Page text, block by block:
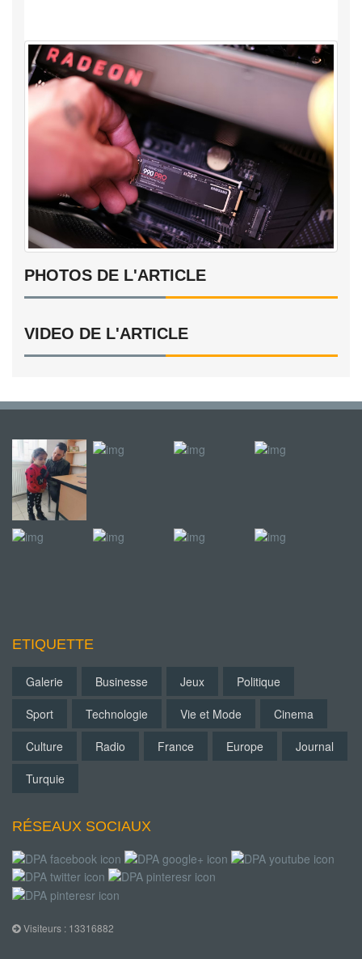
PHOTOS DE L'ARTICLE
VIDEO DE L'ARTICLE
ETIQUETTE
Galerie Businesse Jeux
Politique
Sport
Technologie Vie et Mode
Cinema
Culture
Radio France Europe
Journal
Turquie
RÉSEAUX SOCIAUX
Visiteurs : 13316882